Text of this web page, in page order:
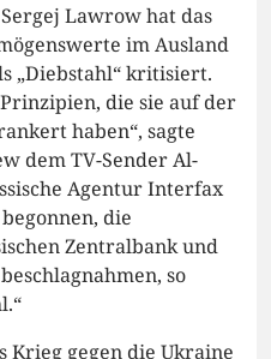
Lawrow hat das
im Ausland
„Diebstahl“ kritisiert.
die sie auf der
haben“, sagte
dem TV-Sender Al-
Agentur Interfax
die
Zentralbank und
so
Krieg gegen die Ukraine